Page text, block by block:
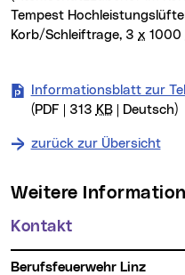
Tempest
Korb/Schleiftrage, 3 x 1000
Informationsblatt zur
(PDF | 313 KB| Deutsch)
zurück zur Übersicht
Weitere
Kontakt
Berufsfeuerwehr Linz